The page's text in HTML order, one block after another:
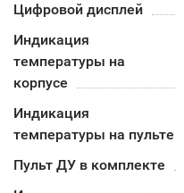
Цифровой дисплей
Индикация
температуры на
корпусе
Индикация
температуры на пульте
Пульт ДУ в комплекте